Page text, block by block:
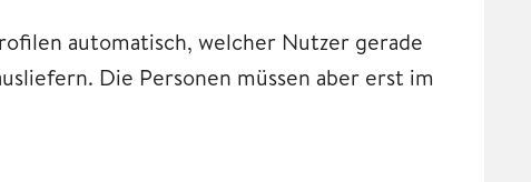
automatisch, welcher Nutzer gerade
Die Personen müssen aber erst im